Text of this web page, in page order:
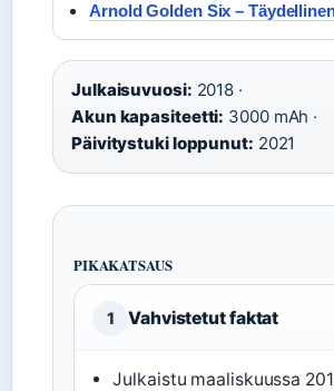
Arnold Golden Six –
Julkaisuvuosi: 2018 ·
Akun kapasiteetti: 3000 mAh ·
Päivitystuki loppunut: 2021
PIKAKATSAUS
1 Vahvistetut faktat
Julkaistu maaliskuussa